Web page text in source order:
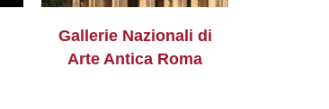
Gallerie Nazionali di
Arte Antica Roma